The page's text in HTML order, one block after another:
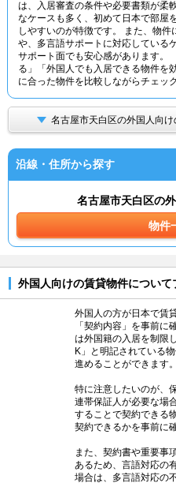
は、入居審査の条件や必要書類が柔
なケースも多く、初めて日本で部屋
しやすいのが特徴です。 また、物
や、多言語サポートに対応している
サポート面でも安心感があります。
る」「外国人でも入居できる物件を
に合った物件を比較しながらチェッ
名古屋市天白区の外国人向
沿線・住所から探す
名古屋市天白区の
物件
外国人向けの賃貸物件について
外国人の方が日本で賃
「契約内容」を事前に
は外国籍の入居を制限
K」と明記されている
進めることができます。
特に注意したいのが、
連帯保証人が必要な場
することで契約できる
契約できるかを事前に
また、契約書や重要事
あるため、言語対応の
場合は、多言語対応の